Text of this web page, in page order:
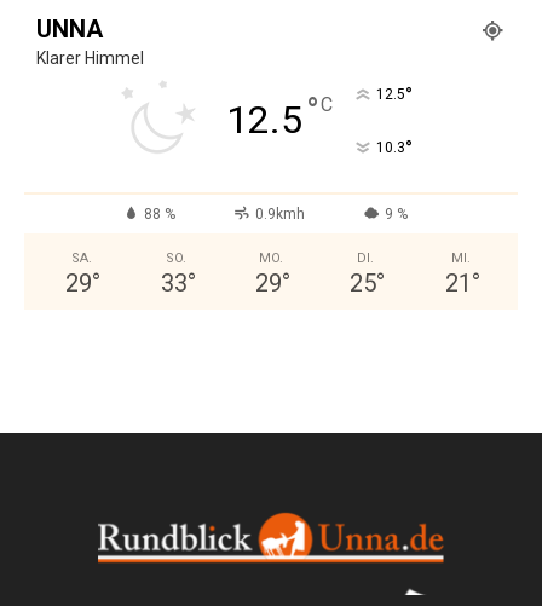
UNNA
Klarer Himmel
12.5°C 12.5°
10.3°
88 % 0.9kmh 9 %
SA.
29°
SO.
33°
MO.
29°
DI.
25°
MI.
21 °